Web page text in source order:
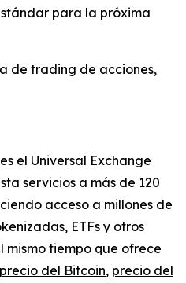
para la próxima
de trading de acciones,
es el Universal Exchange
servicios a más de 120
acceso a millones de
ETFs y otros
mismo tiempo que ofrece
precio del Bitcoin, precio del